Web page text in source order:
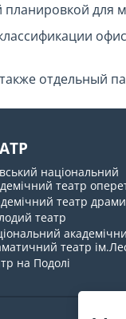
для
отдельный
національний
театр
театр драми
театр
театр
на Подолі